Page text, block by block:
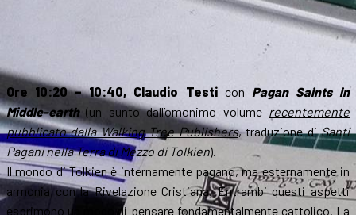
Ore 10:20 – 10:40, Claudio Testicon Pagan Saints in
Middle-earth(un sunto dall’omonimo volume recentemente
pubblicato dalla Walking Tree Publishers, traduzione diSanti
Pagani nella Terra di Mezzo di Tolkien).
Il mondo di Tolkien è internamente pagano, ma esternamente in
armonia con la Rivelazione Cristiana. Entrambi questi aspetti
esprimono un modo di pensare fondamentalmente cattolico. La